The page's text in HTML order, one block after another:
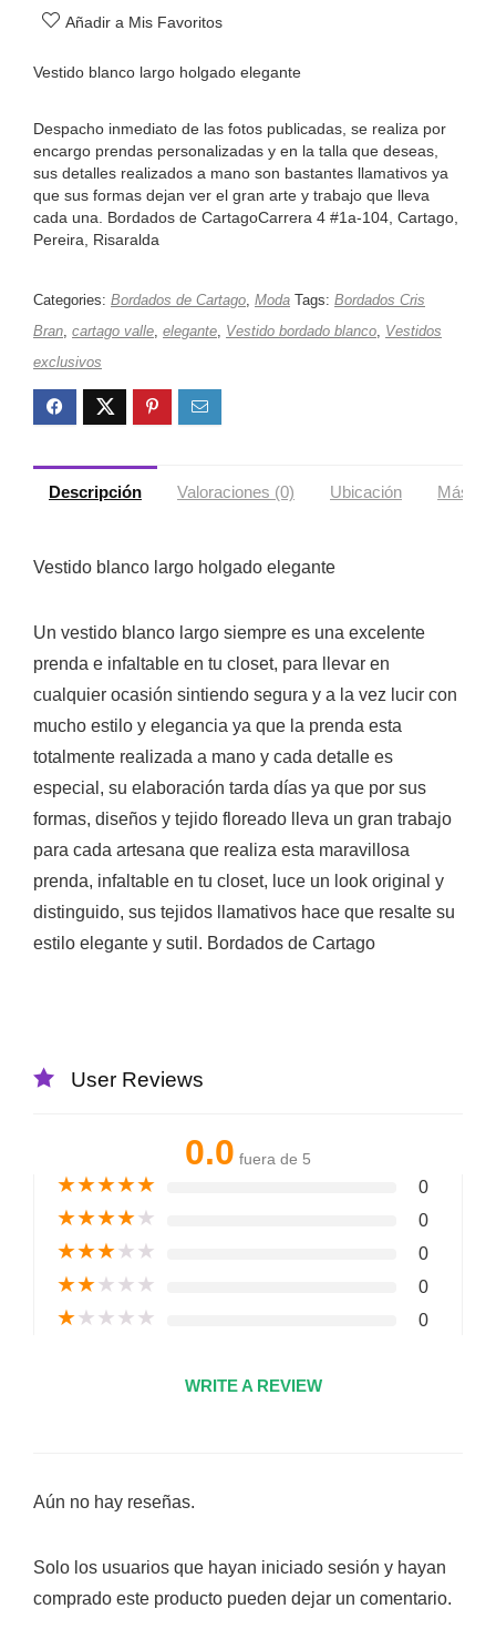
Añadir a Mis Favoritos
Vestido blanco largo holgado elegante
Despacho inmediato de las fotos publicadas, se realiza por
encargo prendas personalizadas y en la talla que deseas,
sus detalles realizados a mano son bastantes llamativos ya
que sus formas dejan ver el gran arte y trabajo que lleva
cada una. Bordados de CartagoCarrera 4 #1a-104, Cartago,
Pereira, Risaralda
Categories: Bordados de Cartago, Moda Tags: Bordados Cris
Bran, cartago valle, elegante, Vestido bordado blanco, Vestidos
exclusivos
Descripción Valoraciones (0) Ubicación Más
Vestido blanco largo holgado elegante
Un vestido blanco largo siempre es una excelente
prenda e infaltable en tu closet, para llevar en
cualquier ocasión sintiendo segura y a la vez lucir con
mucho estilo y elegancia ya que la prenda esta
totalmente realizada a mano y cada detalle es
especial, su elaboración tarda días ya que por sus
formas, diseños y tejido floreado lleva un gran trabajo
para cada artesana que realiza esta maravillosa
prenda, infaltable en tu closet, luce un look original y
distinguido, sus tejidos llamativos hace que resalte su
estilo elegante y sutil. Bordados de Cartago
User Reviews
0.0 fuera de 5
★★★★★ 0
★★★★★ 0
★★★★★ 0
★★★★★ 0
★★★★★ 0
WRITE A REVIEW
Aún no hay reseñas.
Solo los usuarios que hayan iniciado sesión y hayan
comprado este producto pueden dejar un comentario.